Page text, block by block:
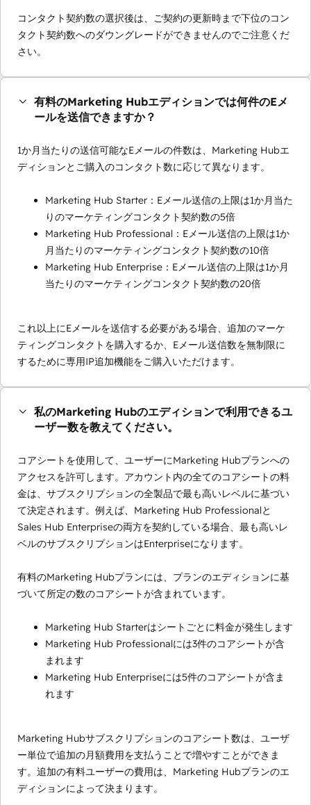
コンタクト契約数の選択後は、ご契約の更新時まで下位のコン
タクト契約数へのダウングレードができませんのでご注意くだ
さい。
有料のMarketing Hubエディションでは何件のEメ
ールを送信できますか？
1か月当たりの送信可能なEメールの件数は、Marketing Hubエ
ディションとご購入のコンタクト数に応じて異なります。
Marketing Hub Starter：Eメール送信の上限は1か月当た
りのマーケティングコンタクト契約数の5倍
Marketing Hub Professional：Eメール送信の上限は1か
月当たりのマーケティングコンタクト契約数の10倍
Marketing Hub Enterprise：Eメール送信の上限は1か月
当たりのマーケティングコンタクト契約数の20倍
これ以上にEメールを送信する必要がある場合、追加のマーケ
ティングコンタクトを購入するか、Eメール送信数を無制限に
するために専用IP追加機能をご購入いただけます。
私のMarketing Hubのエディションで利用できるユ
ーザー数を教えてください。
コアシートを使用して、ユーザーにMarketing Hubプランへの
アクセスを許可します。アカウント内の全てのコアシートの料
金は、サブスクリプションの全製品で最も高いレベルに基づい
て決定されます。例えば、Marketing Hub Professionalと
Sales Hub Enterpriseの両方を契約している場合、最も高いレ
ベルのサブスクリプションはEnterpriseになります。
有料のMarketing Hubプランには、プランのエディションに基
づいて所定の数のコアシートが含まれています。
Marketing Hub Starterはシートごとに料金が発生します
Marketing Hub Professionalには3件のコアシートが含
まれます
Marketing Hub Enterpriseには5件のコアシートが含ま
れます
Marketing Hubサブスクリプションのコアシート数は、ユーザ
ー単位で追加の月額費用を支払うことで増やすことができま
す。追加の有料ユーザーの費用は、Marketing Hubプランのエ
ディションによって決まります。